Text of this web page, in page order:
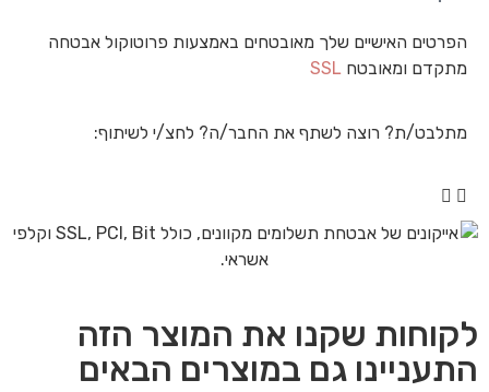
הפרטים האישיים שלך מאובטחים באמצעות פרוטוקול אבטחה
מתקדם ומאובטח SSL
מתלבט/ת? רוצה לשתף את החבר/ה? לחצ/י לשיתוף:
לקוחות שקנו את המוצר הזה
התעניינו גם במוצרים הבאים